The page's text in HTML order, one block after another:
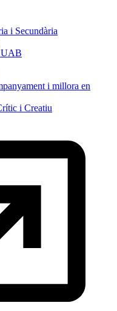
i Secundària
UAB
i millora en
i Creatiu